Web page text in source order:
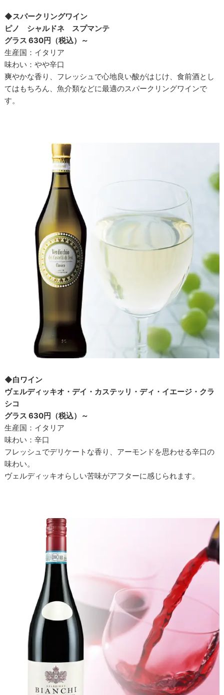
◆スパークリングワイン
ピノ シャルドネ スプマンテ
グラス 630円（税込）～
生産国：イタリア
味わい：やや辛口
爽やかな香り、フレッシュで心地良い酸がはじけ、食前酒とし
てはもちろん、魚介類などに最適のスパークリングワインで
す。
◆白ワイン
ヴェルディッキオ・デイ・カステッリ・ディ・イエージ・クラ
シコ
グラス 630円（税込）～
生産国：イタリア
味わい：辛口
フレッシュでデリケートな香り、アーモンドを思わせる辛口の
味わい。
ヴェルディッキオらしい苦味がアフターに感じられます。